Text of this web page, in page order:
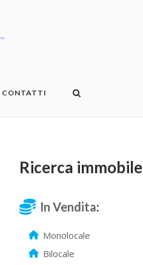
CONTATTI
Ricerca immobile
In Vendita:
Monolocale
Bilocale